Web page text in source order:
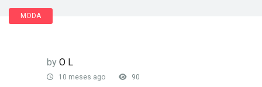
MODA
by O L
10 meses ago 90